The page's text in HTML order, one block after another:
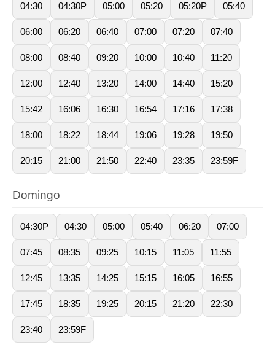
04:30 04:30P 05:00 05:20 05:20P 05:40
06:00 06:20 06:40 07:00 07:20 07:40
08:00 08:40 09:20 10:00 10:40 11:20
12:00 12:40 13:20 14:00 14:40 15:20
15:42 16:06 16:30 16:54 17:16 17:38
18:00 18:22 18:44 19:06 19:28 19:50
20:15 21:00 21:50 22:40 23:35 23:59F
Domingo
04:30P 04:30 05:00 05:40 06:20 07:00
07:45 08:35 09:25 10:15 11:05 11:55
12:45 13:35 14:25 15:15 16:05 16:55
17:45 18:35 19:25 20:15 21:20 22:30
23:40 23:59F